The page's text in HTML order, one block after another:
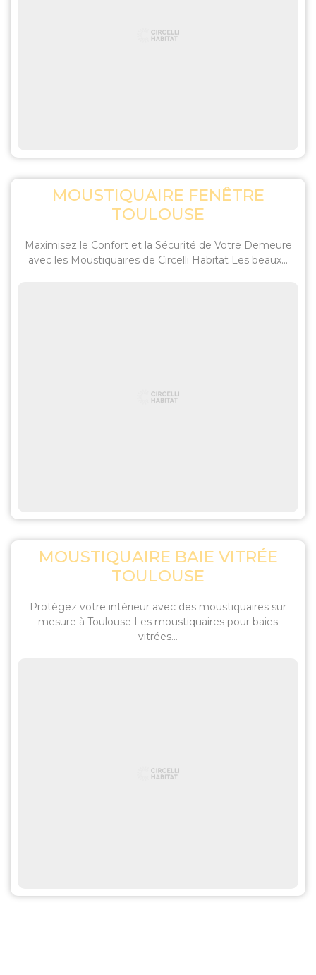
MOUSTIQUAIRE FENÊTRE
TOULOUSE
Maximisez le Confort et la Sécurité de Votre Demeure
avec les Moustiquaires de Circelli Habitat Les beaux...
MOUSTIQUAIRE BAIE VITRÉE
TOULOUSE
Protégez votre intérieur avec des moustiquaires sur
mesure à Toulouse Les moustiquaires pour baies
vitrées...